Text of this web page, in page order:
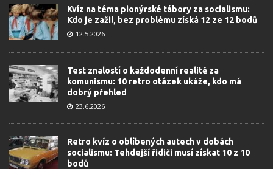
Kvíz na téma pionýrské tábory za socialismu:
Kdo je zažil, bez problému získá 12 ze 12 bodů
12.5.2026
Test znalostí o každodenní realitě za
komunismu: 10 retro otázek ukáže, kdo má
dobrý přehled
23.6.2026
Retro kvíz o oblíbených autech v dobách
socialismu: Tehdejší řidiči musí získat 10 z 10
bodů